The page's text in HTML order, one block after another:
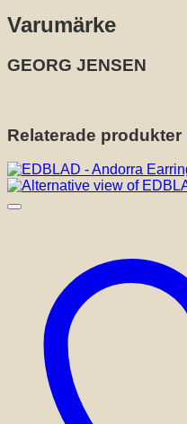
Varumärke
GEORG JENSEN
Relaterade produkter